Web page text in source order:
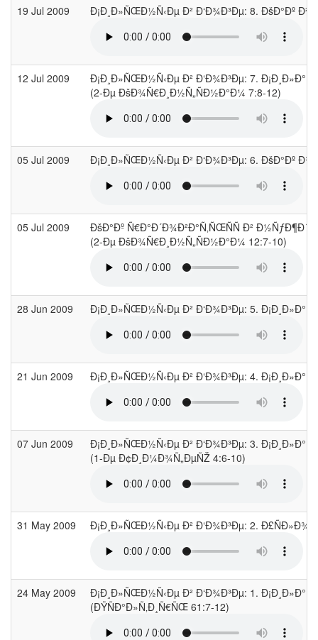
19 Jul 2009 Ð¡Ð¸Ð»ÑŒÐ½Ñ‹Ðµ Ð² Ð‘Ð¾Ð³Ðµ: 8. ÐšÐ°Ðº
12 Jul 2009
Ð¡Ð¸Ð»ÑŒÐ½Ñ‹Ðµ Ð² Ð‘Ð¾Ð³Ðµ: 7. Ð¡Ð¸Ð»Ð°
(2-Ðµ ÐšÐ¾Ñ€Ð¸Ð½Ñ„ÑÐ½Ð°Ð¼ 7:8-12)
05 Jul 2009 Ð¡Ð¸Ð»ÑŒÐ½Ñ‹Ðµ Ð² Ð‘Ð¾Ð³Ðµ: 6. ÐšÐ°Ðº
05 Jul 2009
ÐšÐ°Ðº Ñ€Ð°Ð´Ð¾Ð²Ð°Ñ‚ÑŒÑÑ Ð²
(2-Ðµ ÐšÐ¾Ñ€Ð¸Ð½Ñ„ÑÐ½Ð°Ð¼ 12:7-10)
28 Jun 2009 Ð¡Ð¸Ð»ÑŒÐ½Ñ‹Ðµ Ð² Ð‘Ð¾Ð³Ðµ: 5. Ð¡Ð¸Ð»Ð°
21 Jun 2009 Ð¡Ð¸Ð»ÑŒÐ½Ñ‹Ðµ Ð² Ð‘Ð¾Ð³Ðµ: 4. Ð¡Ð¸Ð»Ð°
07 Jun 2009
Ð¡Ð¸Ð»ÑŒÐ½Ñ‹Ðµ Ð² Ð‘Ð¾Ð³Ðµ: 3. Ð¡Ð¸Ð»Ð°
(1-Ðµ Ð¢Ð¸Ð¼Ð¾Ñ„ÐµÑŽ 4:6-10)
31 May 2009 Ð¡Ð¸Ð»ÑŒÐ½Ñ‹Ðµ Ð² Ð‘Ð¾Ð³Ðµ: 2.
24 May 2009
Ð¡Ð¸Ð»ÑŒÐ½Ñ‹Ðµ Ð² Ð‘Ð¾Ð³Ðµ: 1. Ð¡Ð¸Ð»Ð°
(ÐŸÑÐ°Ð»Ñ‚Ð¸Ñ€ÑŒ 61:7-12)